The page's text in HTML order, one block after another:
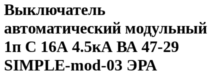
Выключатель
автоматический модульный
1п C 16А 4.5кА ВА 47-29
SIMPLE-mod-03 ЭРА